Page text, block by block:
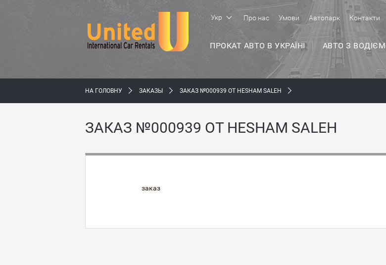
Укр
ПРОКАТ АВТО В УКРАЇНІ АВТО З ВОДІЄМ
Про нас Умови Автопарк Контакти
НА ГОЛОВНУ ЗАКАЗЫ ЗАКАЗ №000939 ОТ HESHAM SALEH
ЗАКАЗ №000939 ОТ HESHAM SALEH
заказ